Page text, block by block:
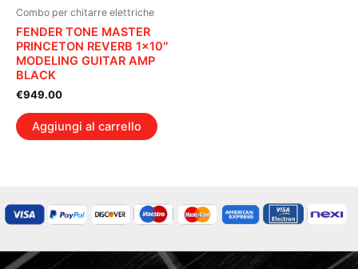
Combo per chitarre elettriche
FENDER TONE MASTER
PRINCETON REVERB 1×10″
MODELING GUITAR AMP
BLACK
€949.00
Aggiungi al carrello